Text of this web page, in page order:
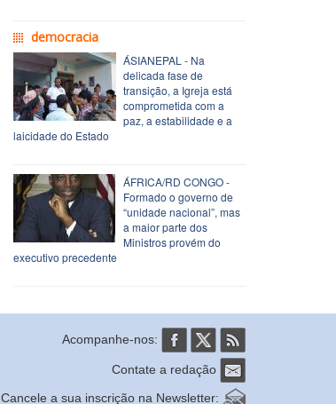
democracia
ÁSIANEPAL - Na
delicada fase de
transição, a Igreja está
comprometida com a
paz, a estabilidade e a
laicidade do Estado
ÁFRICA/RD CONGO -
Formado o governo de
“unidade nacional”, mas
a maior parte dos
Ministros provém do
executivo precedente
Acompanhe-nos:
Contate a redação
Cancele a sua inscrição na Newsletter: